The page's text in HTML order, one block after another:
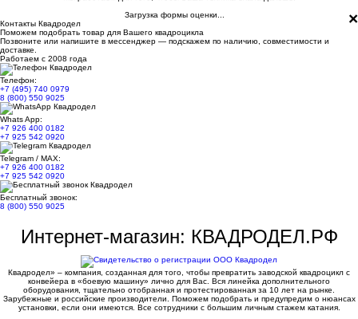
×
Загрузка формы оценки...
Контакты Квадродел
Поможем подобрать товар для Вашего квадроцикла
Позвоните или напишите в мессенджер — подскажем по наличию, совместимости и
доставке.
Работаем с 2008 года
Телефон:
+7 (495) 740 0979
8 (800) 550 9025
Whats App:
+7 926 400 0182
+7 925 542 0920
Telegram / MAX:
+7 926 400 0182
+7 925 542 0920
Бесплатный звонок:
8 (800) 550 9025
Интернет-магазин: КВАДРОДЕЛ.РФ
Квадродел» – компания, созданная для того, чтобы превратить заводской квадроцикл с
конвейера в «боевую машину» лично для Вас. Вся линейка дополнительного
оборудования, тщательно отобранная и протестированная за 10 лет на рынке.
Зарубежные и российские производители. Поможем подобрать и предупредим о нюансах
установки, если они имеются. Все сотрудники с большим личным стажем катания.